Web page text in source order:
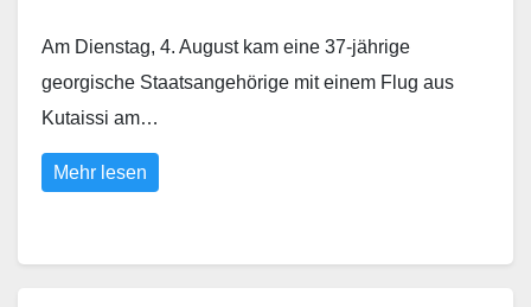
Am Dienstag, 4. August kam eine 37-jährige
georgische Staatsangehörige mit einem Flug aus
Kutaissi am…
Mehr lesen